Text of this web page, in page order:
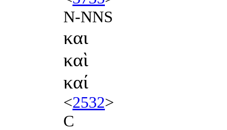
N-NNS
και
καὶ
καί
<2532>
C